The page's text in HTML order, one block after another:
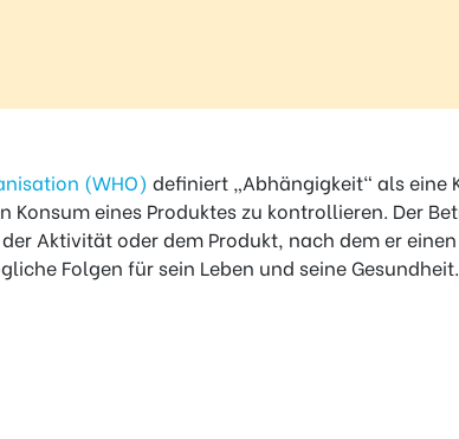
(WHO) definiert „Abhängigkeit“ als eine
Konsum eines Produktes zu kontrollieren. Der
Aktivität oder dem Produkt, nach dem er
Folgen für sein Leben und seine Gesundheit.